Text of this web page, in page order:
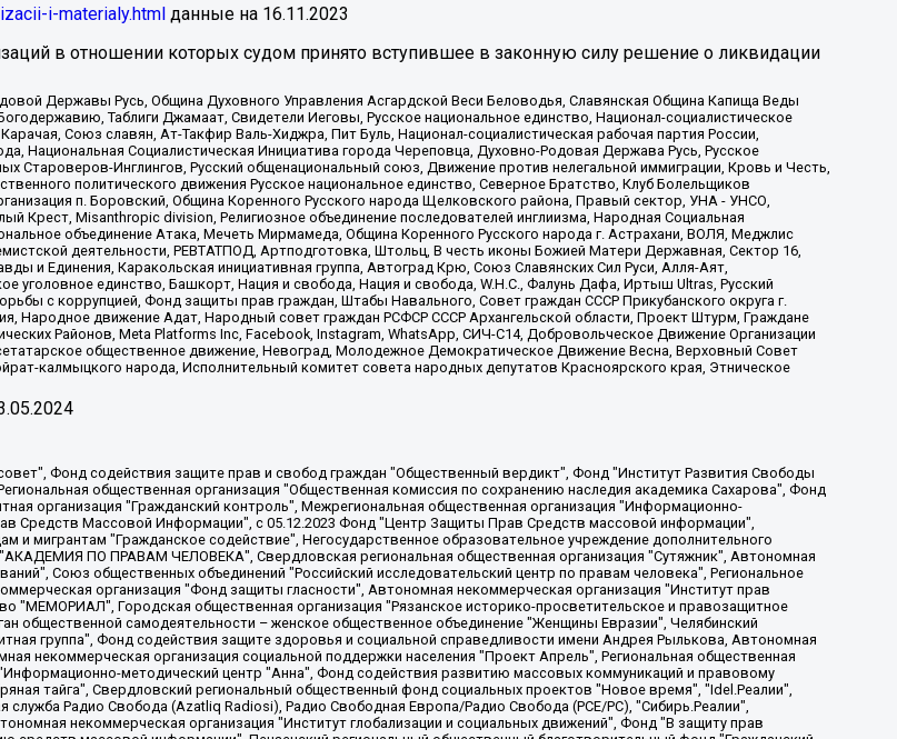
i-materialy.html данные на 16.11.2023
в отношении которых судом принято вступившее в законную силу решение о ликвидации
Державы Русь, Община Духовного Управления Асгардской Веси Беловодья, Славянская Община Капища Веды
Таблиги Джамаат, Свидетели Иеговы, Русское национальное единство, Национал-социалистическое
Союз славян, Ат-Такфир Валь-Хиджра, Пит Буль, Национал-социалистическая рабочая партия России,
Национальная Социалистическая Инициатива города Череповца, Духовно-Родовая Держава Русь, Русское
Староверов-Инглингов, Русский общенациональный союз, Движение против нелегальной иммиграции, Кровь и Честь,
политического движения Русское национальное единство, Северное Братство, Клуб Болельщиков
п. Боровский, Община Коренного Русского народа Щелковского района, Правый сектор, УНА - УНСО,
Крест, Misanthropic division, Религиозное объединение последователей инглиизма, Народная Социальная
объединение Атака, Мечеть Мирмамеда, Община Коренного Русского народа г. Астрахани, ВОЛЯ, Меджлис
деятельности, РЕВТАТПОД, Артподготовка, Штольц, В честь иконы Божией Матери Державная, Сектор 16,
и Единения, Каракольская инициативная группа, Автоград Крю, Союз Славянских Сил Руси, Алля-Аят,
уголовное единство, Башкорт, Нация и свобода, Нация и свобода, W.H.С., Фалунь Дафа, Иртыш Ultras, Русский
с коррупцией, Фонд защиты прав граждан, Штабы Навального, Совет граждан СССР Прикубанского округа г.
Народное движение Адат, Народный совет граждан РСФСР СССР Архангельской области, Проект Штурм, Граждане
Районов, Meta Platforms Inc, Facebook, Instagram, WhatsApp, СИЧ-С14, Добровольческое Движение Организации
общественное движение, Невоград, Молодежное Демократическое Движение Весна, Верховный Совет
калмыцкого народа, Исполнительный комитет совета народных депутатов Красноярского края, Этническое
в Риге, Латвийская Республика (дата регистрации 26.06.2015), являющееся администратором доменного имени интернет-издания "The Insider SIA", https://theins.ru, Постернак Алексей Евгеньевич, Рубин Михаил Аркадьевич, Анин Роман Александрович, Юридическое лицо Istories fonds, зарегистрированное в Латвийской Республике (регистрационный номер 50008295751, дата регистрации 24.02.2020), Великовский Дмитрий Александрович, Долинина Ирина Николаевна, Мароховская Алеся Алексеевна, Шлейнов Роман Юрьевич, Шмагун Олеся Валентиновна, Общество с ограниченной ответственностью "Альтаир 2021", Общество с ограниченной ответственностью "Вега 2021", Общество с ограниченной ответственностью "Главный редактор 2021", Общество с ограниченной ответственностью "Ромашки монолит", Важенков Артем Валерьевич, Ивановская областная общественная организация "Центр гендерных исследований", Гурман Юрий Альбертович, Медиапроект "ОВД-Инфо", Егоров Владимир Владимирович, Жилинский Владимир Александрович, Общество с ограниченной ответственностью "ЗП", Иванова София Юрьевна, Карезина Инна Павловна, Кильтау Екатерина Викторовна, Петров Алексей Викторович, Пискунов Сергей Евгеньевич, Смирнов Сергей Сергеевич, Тихонов Михаил Сергеевич, Общество с ограниченной ответственностью "ЖУРНАЛИСТ-ИНОСТРАННЫЙ АГЕНТ", Арапова Галина Юрьевна, Вольтская Татьяна Анатольевна, Американская компания "Mason G.E.S. Anonymous Foundation" (США), являющаяся владельцем интернет-издания https://mnews.world/, Компания "Stichting Bellingcat", зарегистрированная в Нидерландах (дата регистрации 11.07.2018), Захаров Андрей Вячеславович, Клепиковская Екатерина Дмитриевна, Общество с ограниченной ответственностью "МЕМО", Перл Роман Александрович, Симонов Евгений Алексеевич, Соловьева Елена Анатольевна, Сотников Даниил Владимирович, Сурначева Елизавета Дмитриевна, Автономная некоммерческая организация по защите прав человека и информированию населения "Якутия – Наше Мнение", Общество с ограниченной ответственностью "Москоу диджитал медиа", с 26.01.2023 Общество с ограниченной ответственностью "Чайка Белые сады", Ветошкина Валерия Валерьевна, Заговора Максим Александрович, Межрегиональное общественное движение "Российская ЛГБТ - сеть", Оленичев Максим Владимирович, Павлов Иван Юрьевич, Скворцова Елена Сергеевна, Общество с ограниченной ответственностью "Как бы инагент", Кочетков Игорь Викторович, Общество с ограниченной ответственностью "Честные выборы", Еланчик Олег Александрович, Общество с ограниченной ответственностью "Нобелевский призыв", Гималова Регина Эмилевна, Григорьев Андрей Валерьевич, Григорьева Алина Александровна, Ассоциация по содействию защите прав призывников, альтернативнослужащих и военнослужащих "Правозащитная группа "Гражданин.Армия.Право", Хисамова Регина Фаритовна, Автономная некоммерческая организация по реализации социально-правовых программ "Лилит", Дальневосточное общественное движение "Маяк", Санкт-Петербургская ЛГБТ-инициативная группа "Выход", Инициативная группа ЛГБТ+ "Реверс", Алексеев Андрей Викторович, Бекбулатова Таисия Львовна, Беляев Иван Михайлович, Владыкина Елена Сергеевна, Гельман Марат Александрович, Никульшина Вероника Юрьевна, Толоконникова Надежда Андреевна, Шендерович Виктор Анатольевич, Общество с ограниченной ответственностью "Данное сообщение", Общество с ограниченной ответственностью Издательский дом "Новая глава", Айнбиндер Александра Александровна, Московский комьюнити-центр для ЛГБТ+инициатив, Благотворительный фонд развития филантропии, Deutsche Welle (Германия, Kurt-Schumacher-Strasse 3, 53113 Bonn), Борзунова Мария Михайловна, Воробьев Виктор Викторович, Голубева Анна Львовна, Константинова Алла Михайловна, Малкова Ирина Владимировна, Мурадов Мурад Абдулгалимович, Осетинская Елизавета Николаевна, Понасенков Евгений Николаевич, Ганапольский Матвей Юрьевич, Киселев Евгений Алексеевич, Борухович Ирина Григорьевна, Дремин Иван Тимофеевич, Дубровский Дмитрий Викторович, Красноярская региональная общественная организация поддержки и развития альтернативных образовательных технологий и межкультурных коммуникаций "ИНТЕРРА", Маяковская Екатерина Алексеевна, Фейгин Марк Захарович, Филимонов Андрей Викторович, Дзугкоева Регина Николаевна, Доброхотов Роман Александрович, Дудь Юрий Александрович, Елкин Сергей Владимирович, Кругликов Кирилл Игоревич, Сабунаева Мария Леонидовна, Семенов Алексей Владимирович, Шаинян Карен Багратович, Шульман Екатерина Михайловна, Асафьев Артур Валерьевич, Вахштайн Виктор Семенович, Венедиктов Алексей Алексеевич, Лушникова Екатерина Евгеньевна, Волков Леонид Михайлович, Невзоров Александр Глебович, Пархоменко Сергей Борисович, Сироткин Ярослав Николаевич, Кара-Мурза Владимир Владимирович, Баранова Наталья Владимировна, Гозман Леонид Яковлевич, Кагарлицкий Борис Юльевич, Климарев Михаил Валерьевич, Милов Владимир Станиславович, Автономная некоммерческая организация Краснодарский центр современного искусства "Типография", Моргенштерн Алишер Тагирович, Соболь Любовь Эдуардовна, Общество с ограниченной ответственностью "ЛИЗА НОРМ", Каспаров Гарри Кимович, Ходорковский Михаил Борисович, Общество с ограниченной ответственностью "Апрельские тезисы", Данилович Ирина Брониславовна, Кашин Олег Владимирович, Петров Николай Владимирович, Пивоваров Алексей Владимирович, Соколов Михаил Владимирович, Цветкова Юлия Владимировна, Чичваркин Евгений Александрович, Комитет против пыток/Команда против пыток, Общество с ограниченной ответственностью "Первый научный", Общество с ограниченной ответственностью "Вертолет и ко", Белоцерковская Вероника Борисовна, Кац Максим Евгеньевич, Лазарева Татьяна Юрьевна, Шаведдинов Руслан Табризович, Яшин Илья Валерьевич, Общество с ограниченной ответственностью "Иноагент ААВ", Алешковский Дмитрий Петрович, Альбац Евгения Марковна, Быков Дмитрий Львович, Галямина Юлия Евгеньевна, Лойко Сергей Леонидович, Мартынов Кирилл Константинович, Медведев Сергей Александрович, Крашенинников Федор Геннадиевич, Гордеева Катерина Вл